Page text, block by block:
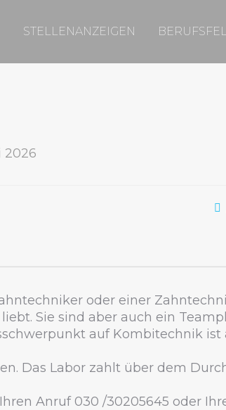
STELLENANZEIGEN
2026
oder einer
Sie sind aber auch ein
auf Kombitechnik
Das Labor zahlt über dem
Anruf 030 /30205645 oder